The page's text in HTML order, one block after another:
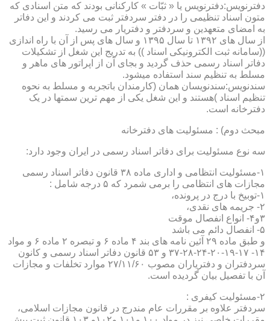
دفترنویس:دفترنویس یا « ثبّات » کارکنانی بودند که متن اسنادی که
متون اسناد تنظیمی را در دفتر سردفتر ثبت می کردند و این دفاتر
به امضای متعهدین و سردفتر و دفتریار می رسید.
از سال های ۱۳۹۲ تا سال ۱۳۹۵ و سال های پس از آن با راه اندازی
((سامانه ثبت الکترونیکی اسناد )) به تدریج این شغل از تشکیلات
دفاتر اسناد رسمی حذف گردید و بجای آن از اپراتور های ماهر و
مسلط به تنظیم سند استفاده میشود.
سندنویس:سندنویسان همان (کارمندان باتجربه و مسلط به نحوه
تنظیم اسناد )هستند و این شغل یکی از مهم ترین سمتها در یک
دفترخانه است.
مبحث دوم) : مسئولیت های دفترخانه
سه نوع مسئولیت برای دفاتر اسناد رسمی در ایران وجود دارد:
۱-مسئولیت انتظامی و اداری ماده ۳۸ قانون دفاتر اسناد رسمی
مجازات های انتظامی را برمی شمرد که ۵ درجه شامل :
۱-توبیخ با درج در پرونده،
۲- جریمه های نقدی،
۳و۴- انواع انفصال موقت
۵- انفصال دائم می باشد
و طبق ماده ۲۹ آئین نامه های بند ۴ ماده ۶ و تبصره ۲ ماده ۶ و مواد
۱۴- ۱۷-۱۹-۲۰-۲۴-۲۸-۳۷ و ۵۳ قانون دفاتر اسناد رسمی و کانون
سردفتران و دفتریاران مصوب ۲۷/۱۱/۶۰ موارد تخلفات و مجازات
آن با تفصیل بیان گردیده است.
۲-مسئولیت کیفری :
سردفتر علاوه بر مقررات عام مندرج در قانون مجازات اسلامی،